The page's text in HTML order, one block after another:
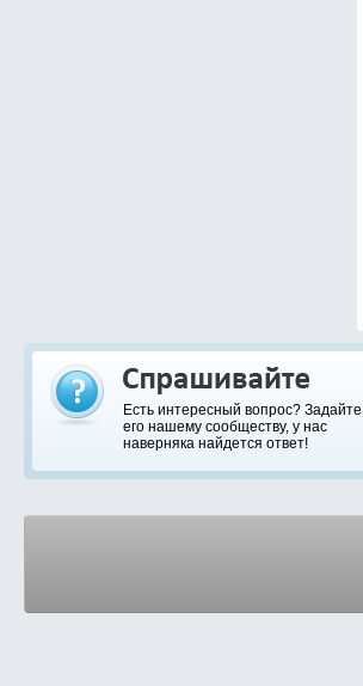
Есть интересный вопрос? Задайте
его нашему сообществу, у нас
наверняка найдется ответ!